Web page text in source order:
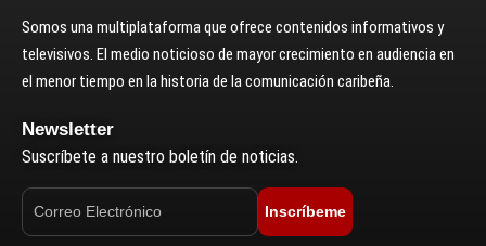
Somos una multiplataforma que ofrece contenidos informativos y
televisivos. El medio noticioso de mayor crecimiento en audiencia en
el menor tiempo en la historia de la comunicación caribeña.
Newsletter
Suscríbete a nuestro boletín de noticias.
Inscríbeme